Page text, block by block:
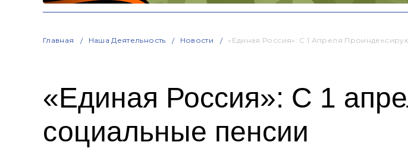
Главная Наша Деятельность Новости «Единая Россия»: С 1 Апреля
«Единая Россия»: С 1
социальные пенсии